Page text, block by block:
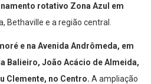
rotativo Zona Azul em
Bethaville e a região central.
e na Avenida Andrômeda, em
Balieiro, João Acácio de Almeida,
Clemente, no Centro. A ampliação